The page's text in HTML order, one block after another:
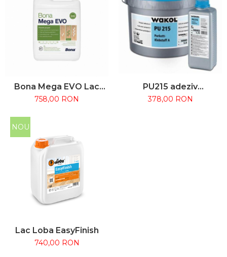
Bona Mega EVO Lac
Parchet
Monocomponent pe
bază de apă - 5L
758,00 RON
PU215 adeziv
poliuretanic A+B 13,12KG
Wakol
378,00 RON
NOU
Lac Loba EasyFinish
740,00 RON